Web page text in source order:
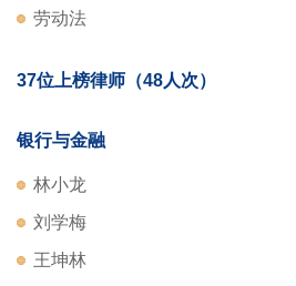
劳动法
37位上榜律师（48人次）
银行与金融
林小龙
刘学梅
王坤林